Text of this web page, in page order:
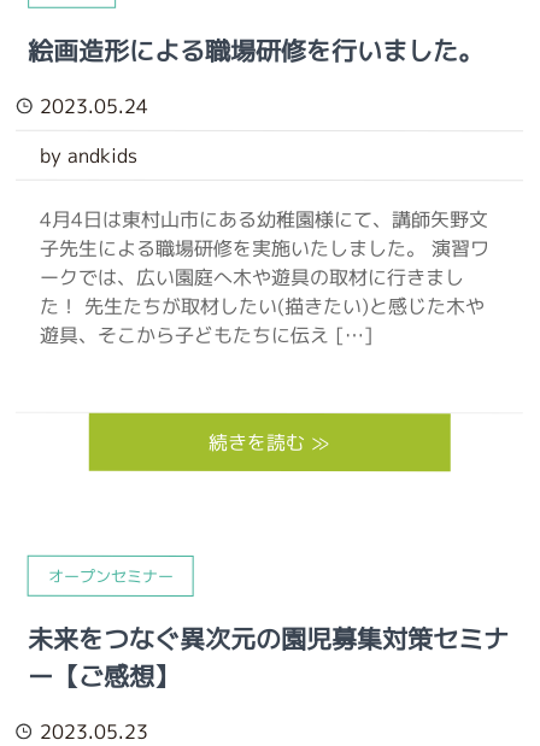
絵画造形による職場研修を行いました。
2023.05.24
by andkids
4月4日は東村山市にある幼稚園様にて、講師矢野文
子先生による職場研修を実施いたしました。 演習ワ
ークでは、広い園庭へ木や遊具の取材に行きまし
た！ 先生たちが取材したい(描きたい)と感じた木や
遊具、そこから子どもたちに伝え […]
続きを読む ≫
オープンセミナー
未来をつなぐ異次元の園児募集対策セミナ
ー【ご感想】
2023.05.23